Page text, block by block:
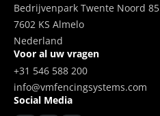
Bedrijvenpark Twente Noord 85
7602 KS Almelo
Nederland
Voor al uw vragen
+31 546 588 200
info@vmfencingsystems.com
Social Media